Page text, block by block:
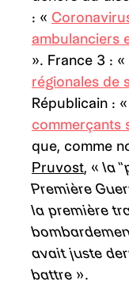
: «
ambulanciers
». France 3 : «
régionales de
Républicain : «
commerçants
que, comme
Pruvost, « la
Première
la première
avait juste
battre ».